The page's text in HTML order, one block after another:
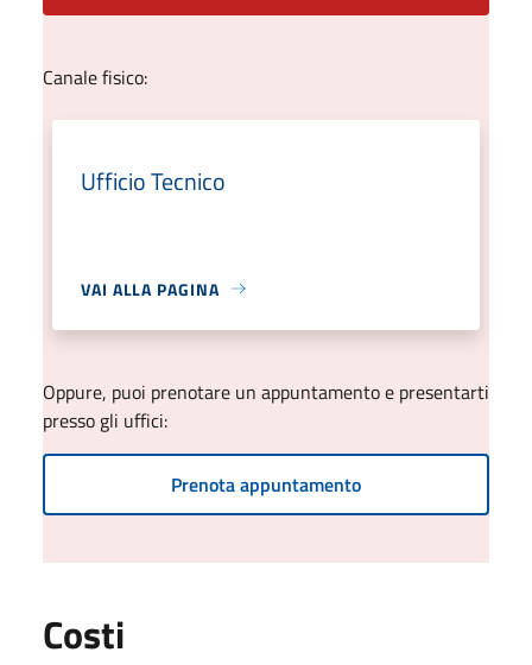
Canale fisico:
Ufficio Tecnico
VAI ALLA PAGINA
Oppure, puoi prenotare un appuntamento e presentarti
presso gli uffici:
Prenota appuntamento
Costi